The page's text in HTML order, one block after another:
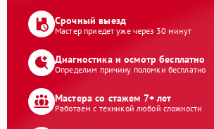
Срочный выезд
Мастер приедет уже через 30 минут
Диагностика и осмотр бесплатно
Определим причину поломки бесплатно
Мастера со стажем 7+ лет
Работаем с техникой любой сложности